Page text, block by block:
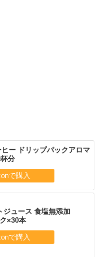
ヒー ドリップパックアロマ
分
ジュース 食塩無添加
×30本